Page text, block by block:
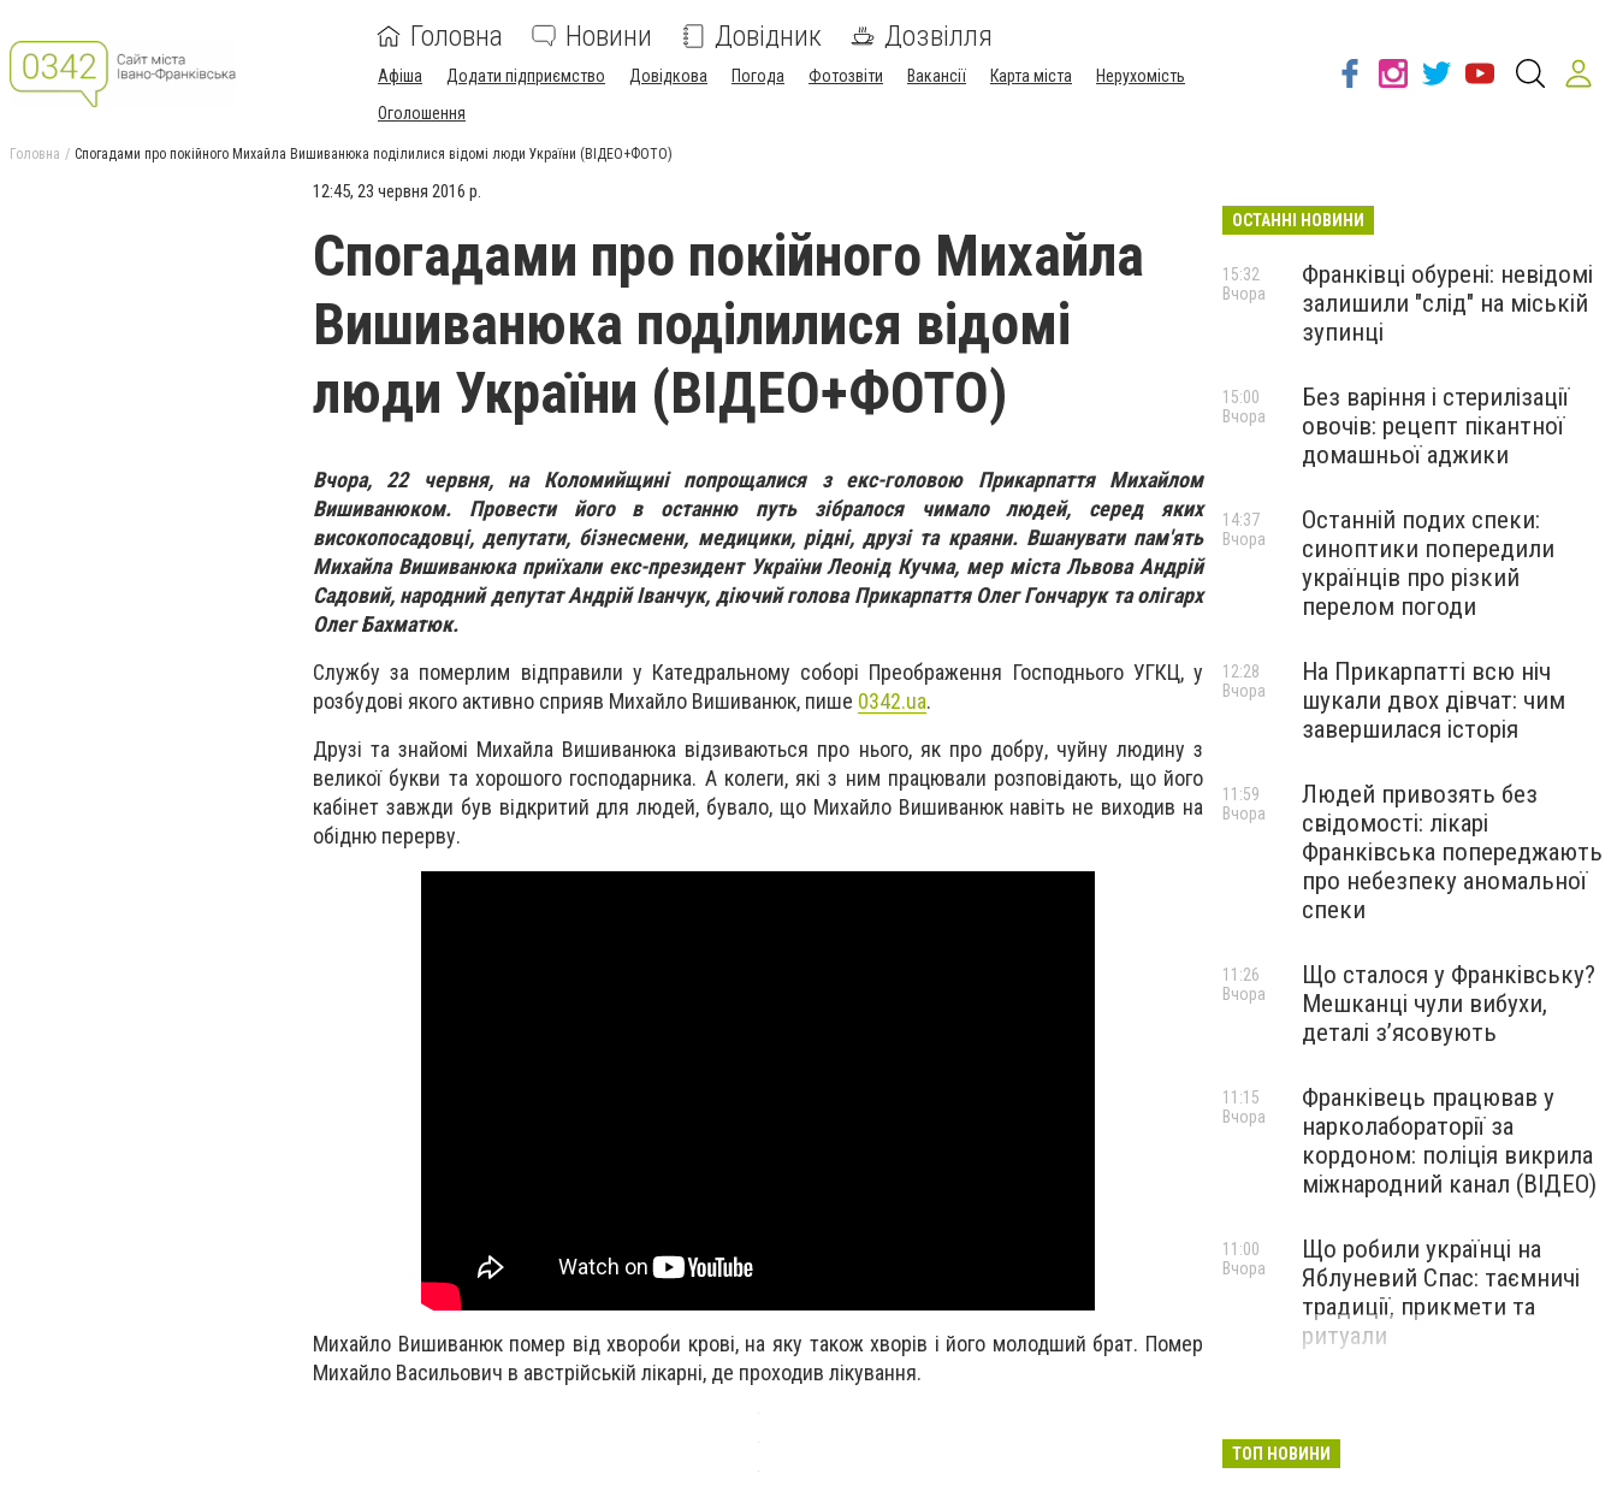
Головна Новини Довідник Дозвілля
Афіша Додати підприємство Довідкова Погода Фотозвіти Вакансії Карта міста
Нерухомість
Оголошення
Головна Спогадами про покійного Михайла Вишиванюка поділилися відомі люди України (ВІДЕО+ФОТО)
12:45, 23 червня 2016 р.
Спогадами про покійного Михайла
Вишиванюка поділилися відомі
люди України (ВІДЕО+ФОТО)
Вчора, 22 червня, на Коломийщині попрощалися з екс-головою Прикарпаття Михайлом
Вишиванюком. Провести його в останню путь зібралося чимало людей, серед яких
високопосадовці, депутати, бізнесмени, медицики, рідні, друзі та краяни. Вшанувати пам'ять
Михайла Вишиванюка приїхали екс-президент України Леонід Кучма, мер міста Львова Андрій
Садовий, народний депутат Андрій Іванчук, діючий голова Прикарпаття Олег Гончарук та олігарх
Олег Бахматюк.
Службу за померлим відправили у Катедральному соборі Преображення Господнього УГКЦ, у
розбудові якого активно сприяв Михайло Вишиванюк, пише 0342.ua.
Друзі та знайомі Михайла Вишиванюка відзиваються про нього, як про добру, чуйну людину з
великої букви та хорошого господарника. А колеги, які з ним працювали розповідають, що його
кабінет завжди був відкритий для людей, бувало, що Михайло Вишиванюк навіть не виходив на
обідню перерву.
Михайло Вишиванюк помер від хвороби крові, на яку також хворів і його молодший брат. Помер
Михайло Васильович в австрійській лікарні, де проходив лікування.
ОСТАННІ НОВИНИ
Франківці обурені: невідомі
залишили "слід" на міській
зупинці
15:32
Вчора
Без варіння і стерилізації
овочів: рецепт пікантної
домашньої аджики
15:00
Вчора
Останній подих спеки:
синоптики попередили
українців про різкий
перелом погоди
14:37
Вчора
На Прикарпатті всю ніч
шукали двох дівчат: чим
завершилася історія
12:28
Вчора
Людей привозять без
свідомості: лікарі
Франківська попереджають
про небезпеку аномальної
спеки
11:59
Вчора
Що сталося у Франківську?
Мешканці чули вибухи,
деталі з’ясовують
11:26
Вчора
Франківець працював у
нарколабораторії за
кордоном: поліція викрила
міжнародний канал (ВІДЕО)
11:15
Вчора
Що робили українці на
Яблуневий Спас: таємничі
традиції, прикмети та
ритуали
11:00
Вчора
ТОП НОВИНИ